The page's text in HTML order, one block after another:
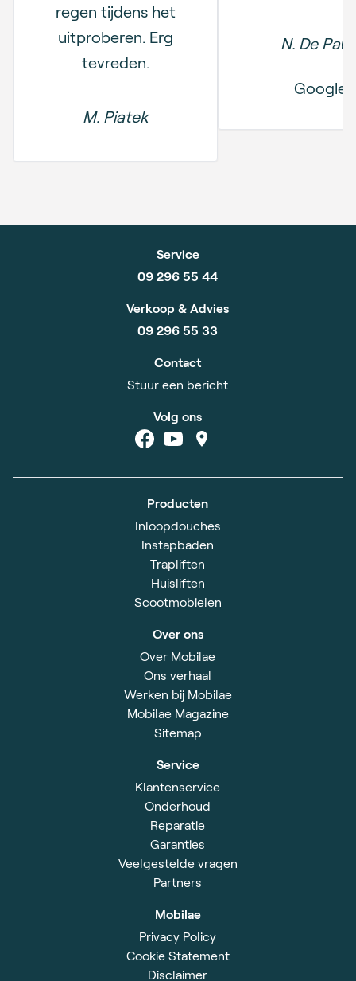
regen tijdens het
uitproberen. Erg
tevreden.
M. Piatek
N. De
Google
Service
09 296 55 44
Verkoop & Advies
09 296 55 33
Contact
Stuur een bericht
Volg ons
Producten
Inloopdouches
Instapbaden
Trapliften
Huisliften
Scootmobielen
Over ons
Over Mobilae
Ons verhaal
Werken bij Mobilae
Mobilae Magazine
Sitemap
Service
Klantenservice
Onderhoud
Reparatie
Garanties
Veelgestelde vragen
Partners
Mobilae
Privacy Policy
Cookie Statement
Disclaimer